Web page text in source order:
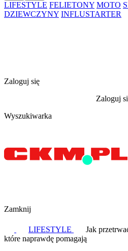
LIFESTYLE FELIETONY MOTO
DZIEWCZYNY INFLUSTARTER
Zaloguj się
Zaloguj
Wyszukiwarka
Zamknij
LIFESTYLE
Jak
które naprawdę pomagają